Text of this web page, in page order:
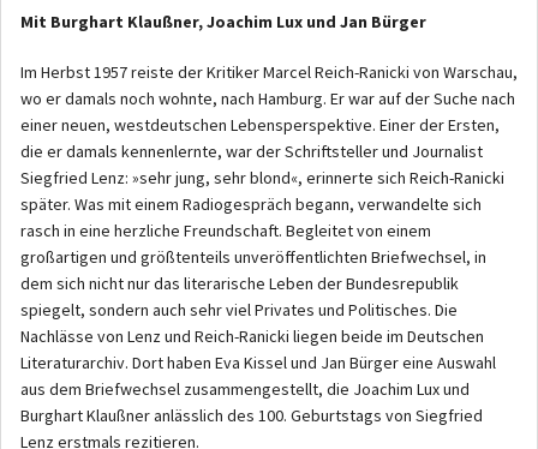
Mit Burghart Klaußner, Joachim Lux und Jan Bürger
Im Herbst 1957 reiste der Kritiker Marcel Reich-Ranicki von Warschau,
wo er damals noch wohnte, nach Hamburg. Er war auf der Suche nach
einer neuen, westdeutschen Lebensperspektive. Einer der Ersten,
die er damals kennenlernte, war der Schriftsteller und Journalist
Siegfried Lenz: »sehr jung, sehr blond«, erinnerte sich Reich-Ranicki
später. Was mit einem Radiogespräch begann, verwandelte sich
rasch in eine herzliche Freundschaft. Begleitet von einem
großartigen und größtenteils unveröffentlichten Briefwechsel, in
dem sich nicht nur das literarische Leben der Bundesrepublik
spiegelt, sondern auch sehr viel Privates und Politisches. Die
Nachlässe von Lenz und Reich-Ranicki liegen beide im Deutschen
Literaturarchiv. Dort haben Eva Kissel und Jan Bürger eine Auswahl
aus dem Briefwechsel zusammengestellt, die Joachim Lux und
Burghart Klaußner anlässlich des 100. Geburtstags von Siegfried
Lenz erstmals rezitieren.